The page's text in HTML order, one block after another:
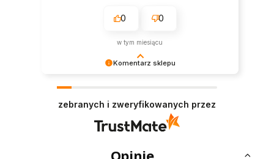
Komentarz sklepu
możemy zapewnić odpowiednią obsługę tak
świetnym klientom. Dziękujemy raz jeszcze!
0 0
w tym miesiącu
zebranych i zweryfikowanych przez
Opinie